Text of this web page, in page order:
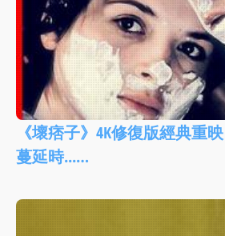
《壞痞子》4K修復版經典重
蔓延時...…